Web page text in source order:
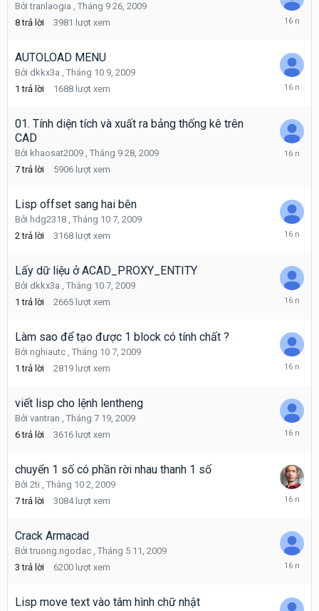
Bởitranlaogia , Tháng 9 26, 2009
8 trả lời 3981 lượt xem
Tháng
2009
AUTOLOAD MENU
Bởi dkkx3a , Tháng 10 9, 2009
1 trả lời 1688 lượt xem
Tháng
2009
01. Tính diện tích và xuất ra bảng thống kê trên
CAD
Bởi khaosat2009 , Tháng 9 28, 2009
7 trả lời 5906 lượt xem
Tháng
Lisp offset sang hai bên
Bởi hdg2318 , Tháng 10 7, 2009
2 trả lời 3168 lượt xem
Tháng
2009
Lấy dữ liệu ở ACAD_PROXY_ENTITY
Bởi dkkx3a , Tháng 10 7, 2009
1 trả lời 2665 lượt xem
Tháng
2009
Làm sao để tạo được 1 block có tính chất ?
Bởi nghiautc , Tháng 10 7, 2009
1 trả lời 2819 lượt xem
Tháng
2009
viết lisp cho lệnh lentheng
Bởi vantran , Tháng 7 19, 2009
6 trả lời 3616 lượt xem
Tháng
2009
chuyển 1 số có phần rời nhau thanh 1 số
Bởi 2ti , Tháng 10 2, 2009
7 trả lời 3084 lượt xem
Tháng
2009
Crack Armacad
Bởitruong.ngodac , Tháng 5 11, 2009
3 trả lời 6200 lượt xem
Tháng
2009
Lisp move text vào tâm hình chữ nhật